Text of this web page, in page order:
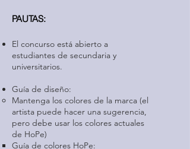
PAUTAS:
El concurso está abierto a
estudiantes de secundaria y
universitarios.
Guía de diseño:
Mantenga los colores de la marca (el
artista puede hacer una sugerencia,
pero debe usar los colores actuales
de HoPe)
Guía de colores HoPe: